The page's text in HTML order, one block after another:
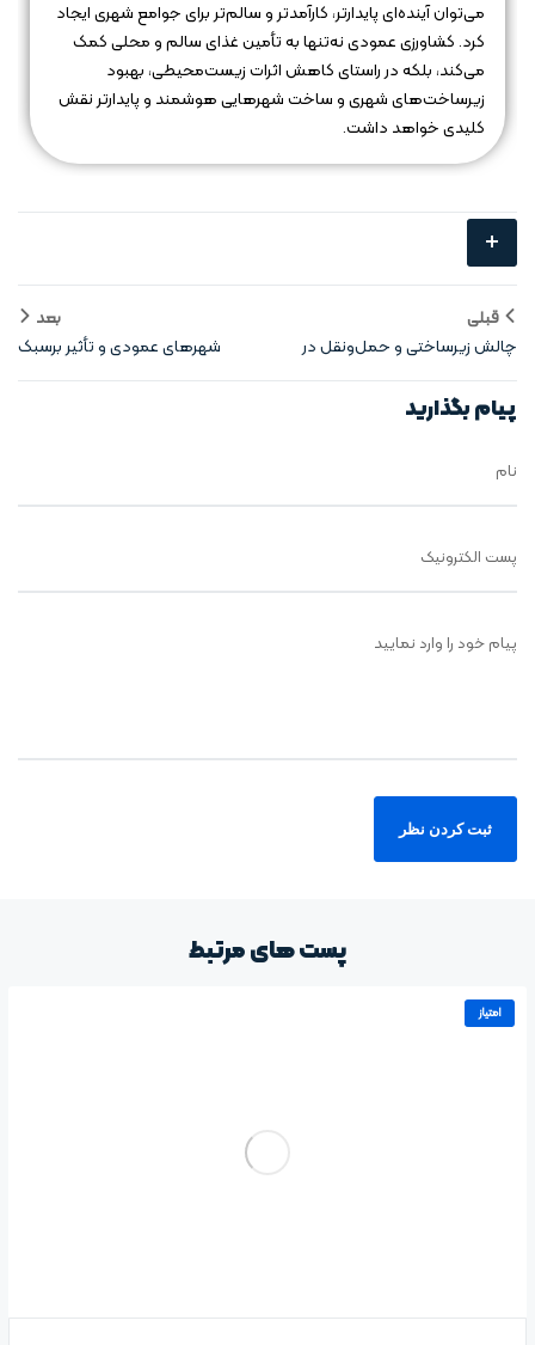
می‌توان آینده‌ای پایدارتر، کارآمدتر و سالم‌تر برای جوامع شهری ایجاد
کرد. کشاورزی عمودی نه‌تنها به تأمین غذای سالم و محلی کمک
می‌کند، بلکه در راستای کاهش اثرات زیست‌محیطی، بهبود
زیرساخت‌های شهری و ساخت شهرهایی هوشمند و پایدارتر نقش
کلیدی خواهد داشت.
+
قبلی
چالش‌ زیرساختی و حمل‌ونقل در
شهر عمودی
بعد
شهرهای عمودی و تأثیر برسبک
زندگی انسان‌
پیام بگذارید
نام
پست الکترونیک
پیام خود را وارد نمایید
پست های مرتبط
امتیاز